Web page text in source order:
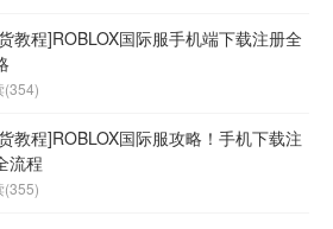
教程]ROBLOX国际服手机端下载注册全
(354)
教程]ROBLOX国际服攻略！手机下载注
流程
(355)